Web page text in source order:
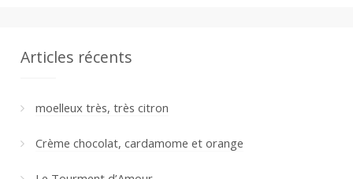
Articles récents
moelleux très, très citron
Crème chocolat, cardamome et orange